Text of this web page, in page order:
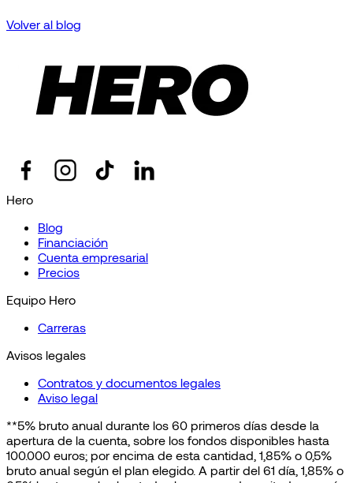
Volver al blog
Hero
Blog
Financiación
Cuenta empresarial
Precios
Equipo Hero
Carreras
Avisos legales
Contratos y documentos legales
Aviso legal
**5% bruto anual durante los 60 primeros días desde la
apertura de la cuenta, sobre los fondos disponibles hasta
100.000 euros; por encima de esta cantidad, 1,85% o 0,5%
bruto anual según el plan elegido. A partir del 61 día, 1,85% o